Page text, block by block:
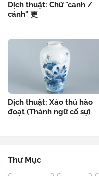
Dịch thuật: Chữ "canh /
cánh" 更
Dịch thuật: Xảo thủ hào
đoạt (Thành ngữ cố sự)
Thư Mục